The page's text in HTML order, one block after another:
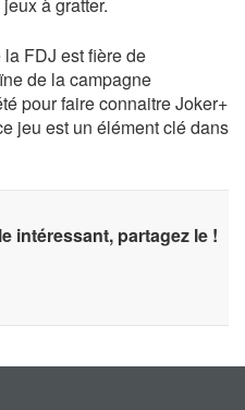
FDJ est fière de
de la campagne
pour faire connaitre Joker+
jeu est un élément clé dans
intéressant, partagez le !